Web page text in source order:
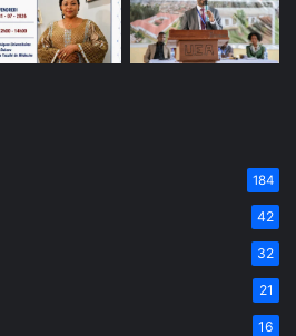
184
42
32
21
16